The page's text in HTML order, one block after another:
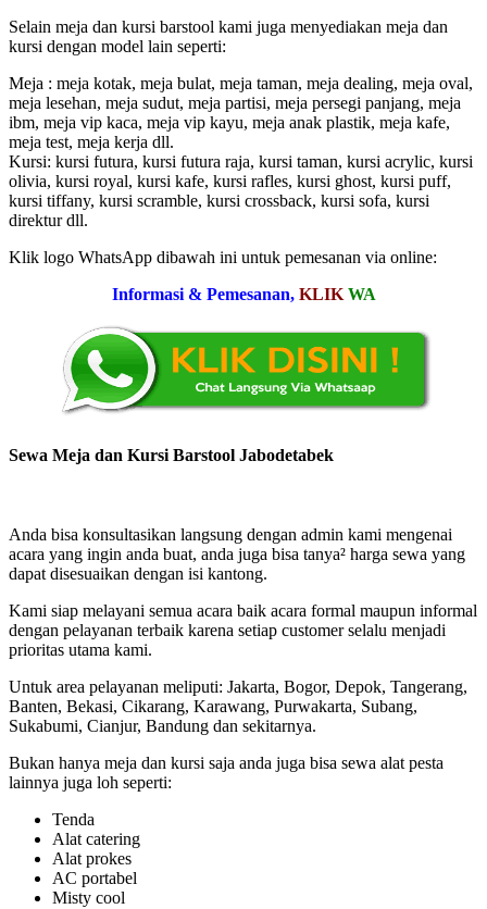
Selain meja dan kursi barstool kami juga menyediakan meja dan
kursi dengan model lain seperti:
Meja : meja kotak, meja bulat, meja taman, meja dealing, meja oval,
meja lesehan, meja sudut, meja partisi, meja persegi panjang, meja
ibm, meja vip kaca, meja vip kayu, meja anak plastik, meja kafe,
meja test, meja kerja dll.
Kursi: kursi futura, kursi futura raja, kursi taman, kursi acrylic, kursi
olivia, kursi royal, kursi kafe, kursi rafles, kursi ghost, kursi puff,
kursi tiffany, kursi scramble, kursi crossback, kursi sofa, kursi
direktur dll.
Klik logo WhatsApp dibawah ini untuk pemesanan via online:
Informasi & Pemesanan, KLIK WA
Sewa Meja dan Kursi Barstool Jabodetabek
Anda bisa konsultasikan langsung dengan admin kami mengenai
acara yang ingin anda buat, anda juga bisa tanya² harga sewa yang
dapat disesuaikan dengan isi kantong.
Kami siap melayani semua acara baik acara formal maupun informal
dengan pelayanan terbaik karena setiap customer selalu menjadi
prioritas utama kami.
Untuk area pelayanan meliputi: Jakarta, Bogor, Depok, Tangerang,
Banten, Bekasi, Cikarang, Karawang, Purwakarta, Subang,
Sukabumi, Cianjur, Bandung dan sekitarnya.
Bukan hanya meja dan kursi saja anda juga bisa sewa alat pesta
lainnya juga loh seperti:
Tenda
Alat catering
Alat prokes
AC portabel
Misty cool